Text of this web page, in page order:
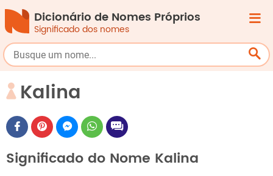
Dicionário de Nomes Próprios
Significado dos nomes
Kalina
Significado do Nome Kalina